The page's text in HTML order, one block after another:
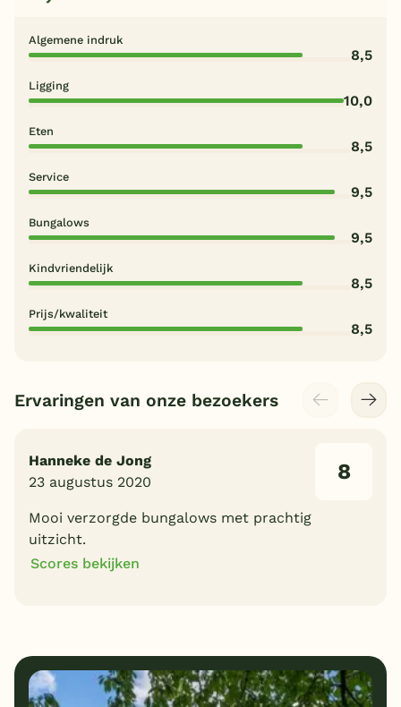
Algemene indruk
8,5
Ligging
10,0
Eten
8,5
Service
9,5
Bungalows
9,5
Kindvriendelijk
8,5
Prijs/kwaliteit
8,5
Ervaringen van onze bezoekers
Hanneke de Jong
23 augustus 2020
8
Mooi verzorgde bungalows met prachtig
uitzicht.
Scores bekijken
10 Bungalows 9 Kindvriendelijk